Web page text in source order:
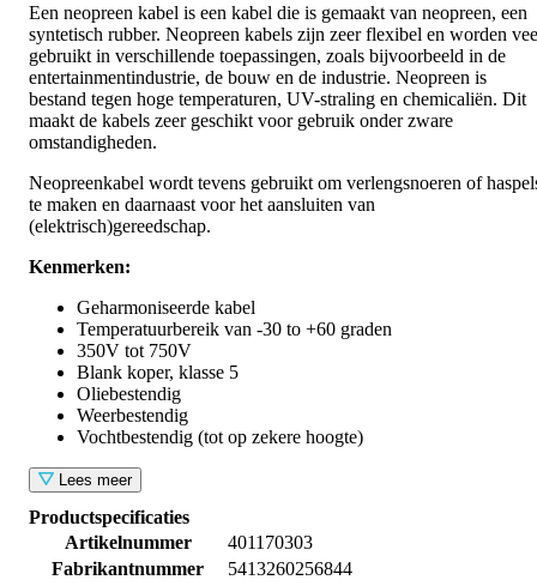
Een neopreen kabel is een kabel die is gemaakt van neopreen, een
syntetisch rubber. Neopreen kabels zijn zeer flexibel en worden
gebruikt in verschillende toepassingen, zoals bijvoorbeeld in de
entertainmentindustrie, de bouw en de industrie. Neopreen is
bestand tegen hoge temperaturen, UV-straling en chemicaliën. Dit
maakt de kabels zeer geschikt voor gebruik onder zware
omstandigheden.
Neopreenkabel wordt tevens gebruikt om verlengsnoeren of
te maken en daarnaast voor het aansluiten van
(elektrisch)gereedschap.
Kenmerken:
Geharmoniseerde kabel
Temperatuurbereik van -30 to +60 graden
350V tot 750V
Blank koper, klasse 5
Oliebestendig
Weerbestendig
Vochtbestendig (tot op zekere hoogte)
Lees meer
Productspecificaties
Artikelnummer
401170303
Fabrikantnummer
5413260256844